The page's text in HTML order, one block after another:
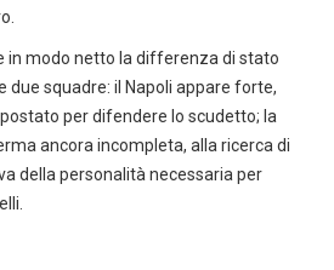
in modo netto la differenza di stato
due squadre: il Napoli appare forte,
per difendere lo scudetto; la
ancora incompleta, alla ricerca di
della personalità necessaria per